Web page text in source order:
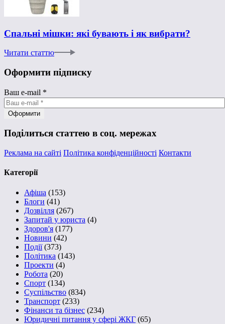
Спальні мішки: які бувають і як вибрати?
Читати статтю
Оформити підписку
Ваш e-mail *
Поділиться статтею в соц. мережах
Реклама на сайті Політика конфіденційності Контакти
Категорії
Афіша (153)
Блоги (41)
Дозвілля (267)
Запитай у юриста (4)
Здоров'я (177)
Новини (42)
Події(373)
Політика (143)
Проекти (4)
Робота (20)
Спорт (134)
Суспільство (834)
Транспорт (233)
Фінанси та бізнес (234)
Юридичні питання у сфері ЖКГ (65)